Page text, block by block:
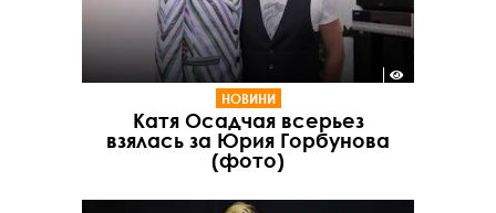
НОВИНИ
Катя Осадчая всерьез
взялась за Юрия Горбунова
(фото)